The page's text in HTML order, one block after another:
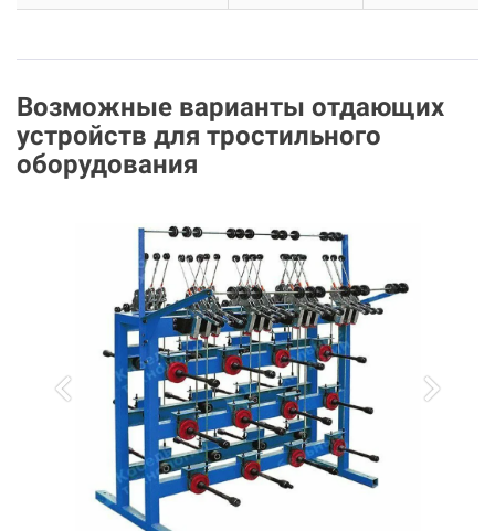
Возможные варианты отдающих
устройств для тростильного
оборудования